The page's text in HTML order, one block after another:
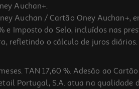
Auchan+.
Auchan / Cartão Oney
Imposto do Selo, incluídos nas
refletindo o cálculo de juros
TAN 17,60 %. Adesão ao
Portugal, S.A. atua na